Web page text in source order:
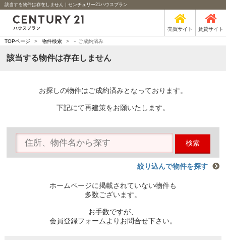
該当する物件は存在しません｜センチュリー21ハウスプラン
売買サイト 賃貸サイト
TOPページ > 物件検索 > - ご成約済み
該当する物件は存在しません
お探しの物件はご成約済みとなっております。
下記にて再建策をお願いたします。
検索
絞り込んで物件を探す
ホームページに掲載されていない物件も
多数ございます。
お手数ですが、
会員登録フォームよりお問合せ下さい。